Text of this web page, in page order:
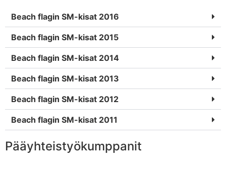
Beach flagin SM-kisat 2016
Beach flagin SM-kisat 2015
Beach flagin SM-kisat 2014
Beach flagin SM-kisat 2013
Beach flagin SM-kisat 2012
Beach flagin SM-kisat 2011
Pääyhteistyökumppanit